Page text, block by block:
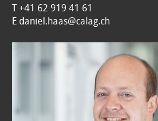
T+41 62 919 41 61
E daniel.haas@calag.ch